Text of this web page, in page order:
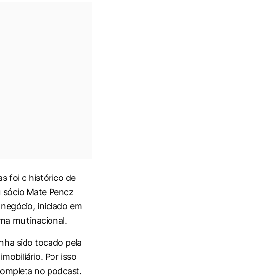
foi o histórico de
sócio Mate Pencz
iniciado em
multinacional.
sido tocado pela
Por isso
no podcast.